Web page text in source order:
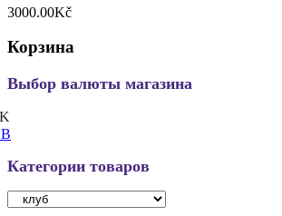
3000.00Kč
Корзина
Выбор валюты магазина
Категории товаров